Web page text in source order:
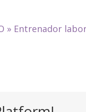
» Entrenador